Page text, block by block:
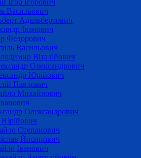
Ігор Ігорович
Васильович
Адальбертович
Іванович
Федорович
Васильович
Віталійович
Олександрович
Юрійович
Павлович
Михайлович
Олександрович
Степанович
Йосипович
Іванович